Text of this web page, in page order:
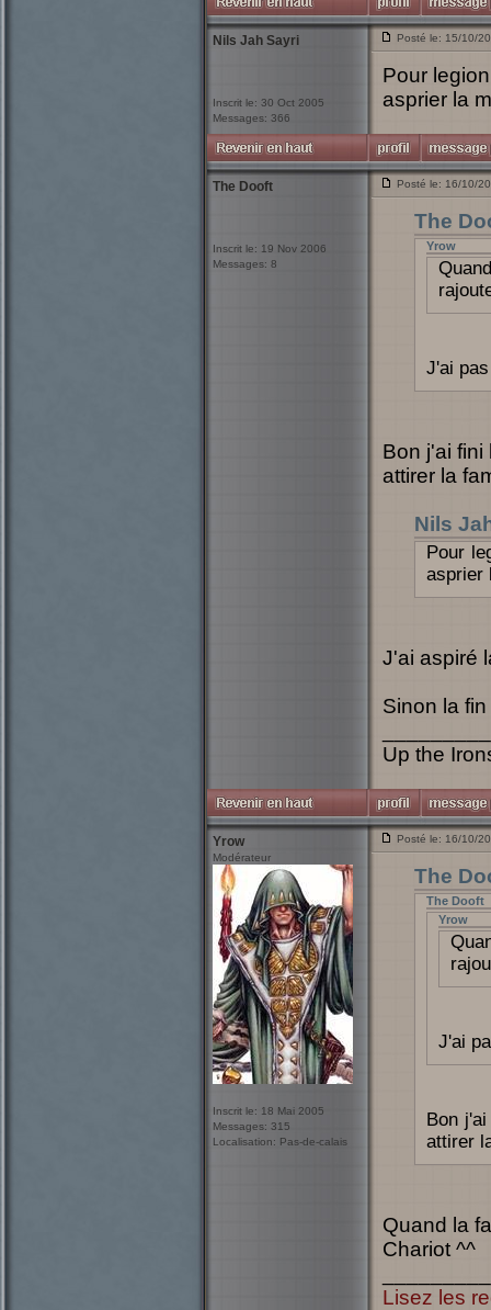
Nils Jah Sayri
Inscrit le: 30 Oct 2005
Messages: 366
Posté le: 15/10/
Pour
asprier la
The Dooft
Inscrit le: 19 Nov 2006
Messages: 8
Posté le: 16/10/
The
Yrow
J'ai
Bon j'ai fini
attirer la
Nils
Pour
asprier
J'ai aspiré
Sinon la
Up the
Yrow
Modérateur
Inscrit le: 18 Mai 2005
Messages: 315
Localisation: Pas-de-calais
Posté le: 16/10/
The
The Dooft
Yrow
J'ai
Bon
attirer
Quand la
Chariot ^^
Lisez les